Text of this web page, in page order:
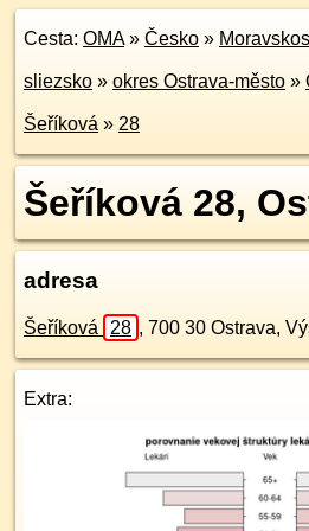
Cesta: OMA» Česko »
sliezsko » okres Ostrava-město »
Šeříková » 28
Šeříková 28,
adresa
Šeříková 28 , 700 30 Ostrava,
Extra: